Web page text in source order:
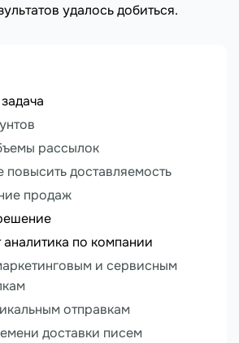
удалось добиться.
рассылок
повысить доставляемость
продаж
аналитика по компании
и сервисным
отправкам
доставки писем